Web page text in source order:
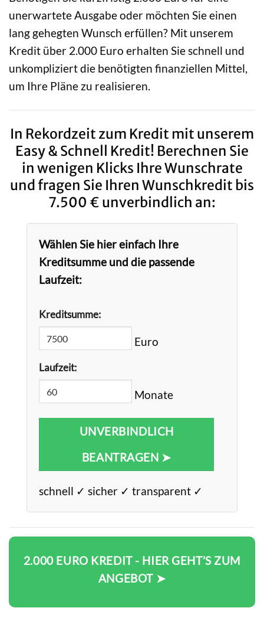
unerwartete Ausgabe oder möchten Sie einen
lang gehegten Wunsch erfüllen? Mit unserem
Kredit über 2.000 Euro erhalten Sie schnell und
unkompliziert die benötigten finanziellen Mittel,
um Ihre Pläne zu realisieren.
In Rekordzeit zum Kredit mit unserem
Easy & Schnell Kredit! Berechnen Sie
in wenigen Klicks Ihre Wunschrate
und fragen Sie Ihren Wunschkredit bis
7.500 € unverbindlich an:
Wählen Sie hier einfach Ihre
Kreditsumme und die passende
Laufzeit:
Kreditsumme:
Euro
Laufzeit:
Monate
UNVERBINDLICH
BEANTRAGEN ➤
schnell ✓ sicher ✓ transparent ✓
2.000 EURO KREDIT - HIER GEHT’S ZUM
ANGEBOT ➤